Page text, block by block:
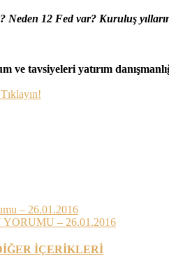
Neden 12 Fed var? Kuruluş
ve tavsiyeleri yatırım
– 26.01.2016
– 26.01.2016
İÇERİKLERİ